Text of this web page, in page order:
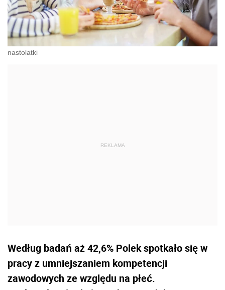
nastolatki
Według badań aż 42,6% Polek spotkało się w
pracy z umniejszaniem kompetencji
zawodowych ze względu na płeć.